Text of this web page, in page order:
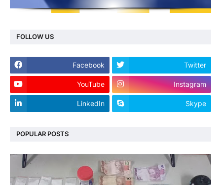
FOLLOW US
Facebook Twitter
YouTube Instagram
LinkedIn Skype
POPULAR POSTS